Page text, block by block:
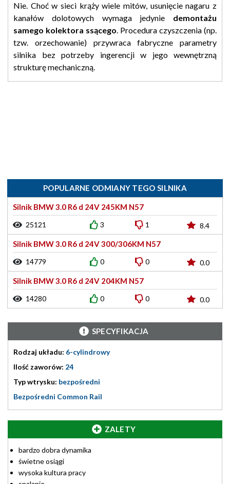
Nie. Choć w sieci krąży wiele mitów, usunięcie nagaru z
kanałów dolotowych wymaga jedynie demontażu
samego kolektora ssącego. Procedura czyszczenia (np.
tzw. orzechowanie) przywraca fabryczne parametry
silnika bez potrzeby ingerencji w jego wewnętrzną
strukturę mechaniczną.
POPULARNE ODMIANY TEGO SILNIKA
Silnik BMW 3.0 R6 d 24V 245KM N57
25121 3 1 8.4
Silnik BMW 3.0 R6 d 24V 300/306KM N57
14779 0 0 0.0
Silnik BMW 3.0 R6 d 24V 204KM N57
14280 0 0 0.0
SPECYFIKACJA
Rodzaj układu: 6-cylindrowy
Ilość zaworów: 24
Typ wtrysku: bezpośredni
Bezpośredni Common Rail
ZALETY
bardzo dobra dynamika
świetne osiągi
wysoka kultura pracy